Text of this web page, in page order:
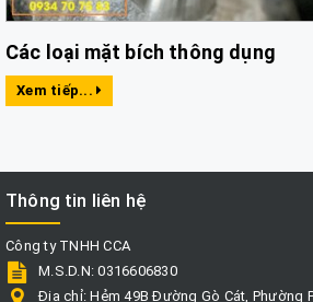
Các loại mặt bích thông dụng
Xem tiếp...
Thông tin liên hệ
Công ty TNHH CCA
M.S.D.N: 0316606830
Địa chỉ:Hẻm 49B Đường Gò Cát, Phường